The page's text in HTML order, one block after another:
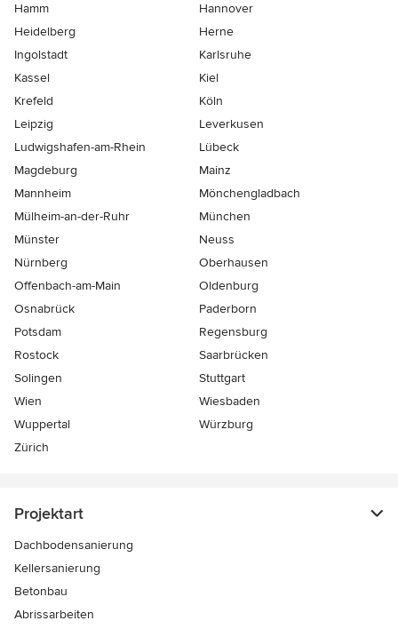
Hamm
Hannover
Heidelberg
Herne
Ingolstadt
Karlsruhe
Kassel
Kiel
Krefeld
Köln
Leipzig
Leverkusen
Ludwigshafen-am-Rhein
Lübeck
Magdeburg
Mainz
Mannheim
Mönchen­gladbach
Mülheim-an-der-Ruhr
München
Münster
Neuss
Nürnberg
Oberhausen
Offenbach-am-Main
Oldenburg
Osnabrück
Paderborn
Potsdam
Regensburg
Rostock
Saarbrücken
Solingen
Stuttgart
Wien
Wiesbaden
Wuppertal
Würzburg
Zürich
Projektart
Dachbodensanierung
Kellersanierung
Betonbau
Abrissarbeiten